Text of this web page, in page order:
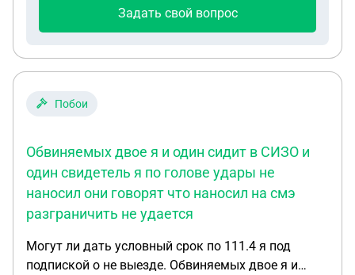
работаю в Тобольске по тому же трудовому
договору (действителен до июля 2026). Через
постановку на миграционный учёт по месту
о постановке на учёт на срок действия трудового
МВД в Тобольске (включая руководителя) вновь
отказались проставлять отметку о продлении
срока временного пребывания на оборотной
стороне моей новой миграционной карты,
повторив, что при электронной регистрации через
Госуслуги такая печать не требуется и достаточно
записи в базе данных. Вопросы: 1. Обязан ли я в
Задать свой вопрос
Побои
Обвиняемых двое я и один сидит в СИЗО и
один свидетель я по голове удары не
наносил они говорят что наносил на смэ
разграничить не удается
Могут ли дать условный срок по 111.4 я под
подпиской о не выезде. Обвиняемых двое я и